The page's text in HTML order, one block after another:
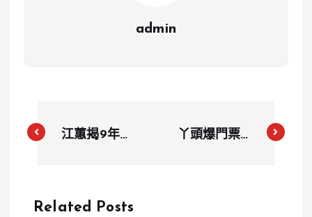
admin
江蕙揭9年抗
恐為癌症復發
丫頭爆門票糾
Related Posts